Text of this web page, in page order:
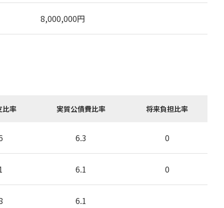
8,000,000円
比率 実質公債費比率 将来負担比率
6.3 0
6.1 0
6.1